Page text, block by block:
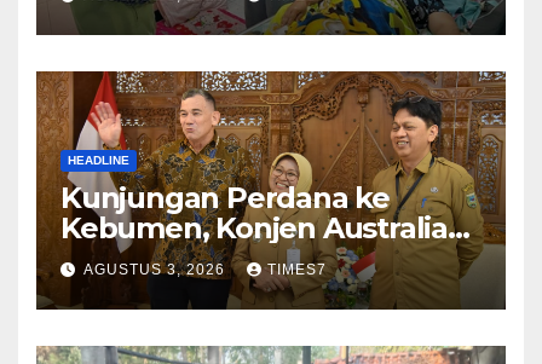
NyataProgram JKN
HEADLINE
Kunjungan Perdana ke
Kebumen, Konjen Australia
Jajaki Kerja Sama Pariwisata
hingga Pendidikan
AGUSTUS 3, 2026 TIMES7